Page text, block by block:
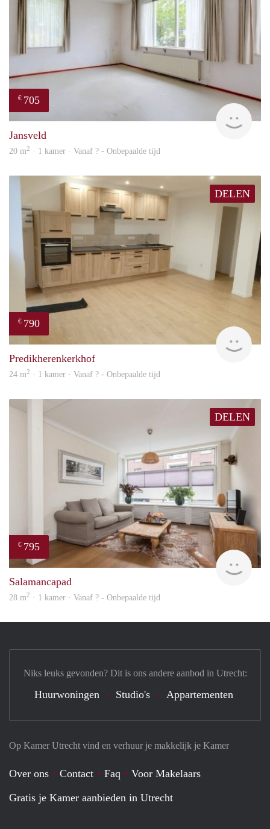
€ 705
Jansveld
20 m2 · 1 kamer · Vanaf ? - Onbepaalde tijd
DELEN
€ 790
Predikherenkerkhof
24 m2 · 1 kamer · Vanaf ? - Onbepaalde tijd
DELEN
€ 795
rent
Salamancapad
28 m2 · 1 kamer · Vanaf ? - Onbepaalde tijd
Op Kamer Utrecht vind en verhuur je makkelijk je Kamer
Over ons Contact Faq
Voor Makelaars
Gratis je Kamer aanbieden in Utrecht
Niks leuks gevonden? Dit is ons andere aanbod in Utrecht:
Huurwoningen Studio's Appartementen